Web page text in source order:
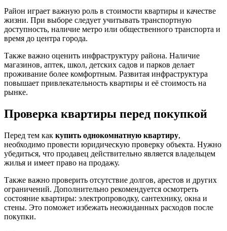
Район играет важную роль в стоимости квартиры и качестве
жизни. При выборе следует учитывать транспортную
доступность, наличие метро или общественного транспорта и
время до центра города.
Также важно оценить инфраструктуру района. Наличие
магазинов, аптек, школ, детских садов и парков делает
проживание более комфортным. Развитая инфраструктура
повышает привлекательность квартиры и её стоимость на
рынке.
Проверка квартиры перед покупкой
Перед тем как купить однокомнатную квартиру,
необходимо провести юридическую проверку объекта. Нужно
убедиться, что продавец действительно является владельцем
жилья и имеет право на продажу.
Также важно проверить отсутствие долгов, арестов и других
ограничений. Дополнительно рекомендуется осмотреть
состояние квартиры: электропроводку, сантехнику, окна и
стены. Это поможет избежать неожиданных расходов после
покупки.